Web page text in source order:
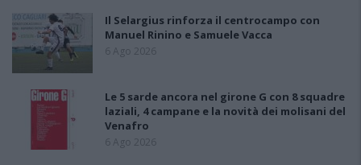
Il Selargius rinforza il centrocampo con
Manuel Rinino e Samuele Vacca
6 Ago 2026
Le 5 sarde ancora nel girone G con 8 squadre
laziali, 4 campane e la novità dei molisani del
Venafro
6 Ago 2026